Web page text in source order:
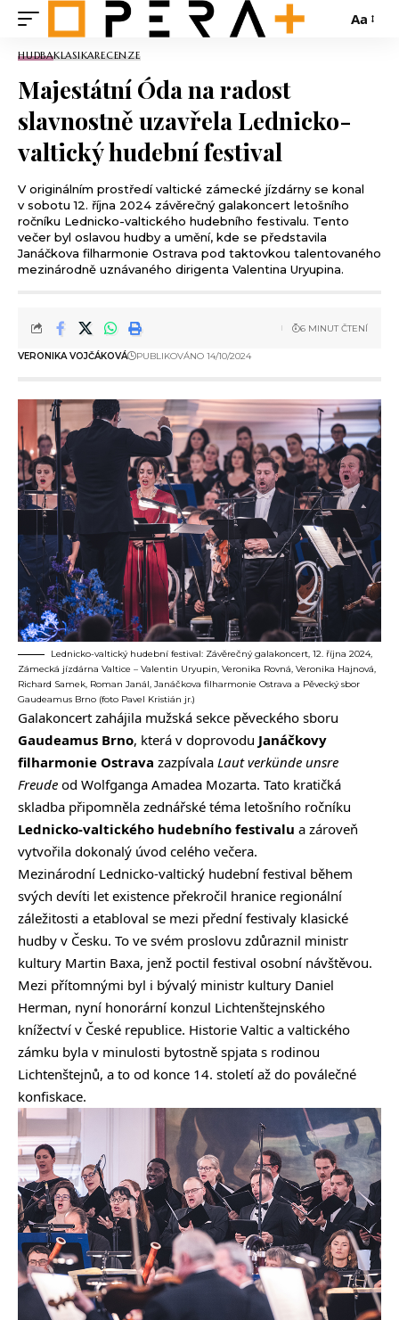
Aa
HUDBAKLASIKARECENZE
Majestátní Óda na radost
slavnostně uzavřela Lednicko-
valtický hudební festival
V originálním prostředí valtické zámecké jízdárny se konal
v sobotu 12. října 2024 závěrečný galakoncert letošního
ročníku Lednicko-valtického hudebního festivalu. Tento
večer byl oslavou hudby a umění, kde se představila
Janáčkova filharmonie Ostrava pod taktovkou talentovaného
mezinárodně uznávaného dirigenta Valentina Uryupina.
VERONIKA VOJČÁKOVÁ PUBLIKOVÁNO 14/10/2024
6 MINUT ČTENÍ
Lednicko-valtický hudební festival: Závěrečný galakoncert, 12. října 2024,
Zámecká jízdárna Valtice – Valentin Uryupin, Veronika Rovná, Veronika Hajnová,
Richard Samek, Roman Janál, Janáčkova filharmonie Ostrava a Pěvecký sbor
Gaudeamus Brno (foto Pavel Kristián jr.)
Galakoncert zahájila mužská sekce pěveckého sboru
Gaudeamus Brno, která v doprovodu Janáčkovy
filharmonie Ostrava zazpívala Laut verkünde unsre
Freude od Wolfganga Amadea Mozarta. Tato kratičká
skladba připomněla zednářské téma letošního ročníku
Lednicko-valtického hudebního festivalu a zároveň
vytvořila dokonalý úvod celého večera.
Mezinárodní Lednicko-valtický hudební festival během
svých devíti let existence překročil hranice regionální
záležitosti a etabloval se mezi přední festivaly klasické
hudby v Česku. To ve svém proslovu zdůraznil ministr
kultury Martin Baxa, jenž poctil festival osobní návštěvou.
Mezi přítomnými byl i bývalý ministr kultury Daniel
Herman, nyní honorární konzul Lichtenštejnského
knížectví v České republice. Historie Valtic a valtického
zámku byla v minulosti bytostně spjata s rodinou
Lichtenštejnů, a to od konce 14. století až do poválečné
konfiskace.